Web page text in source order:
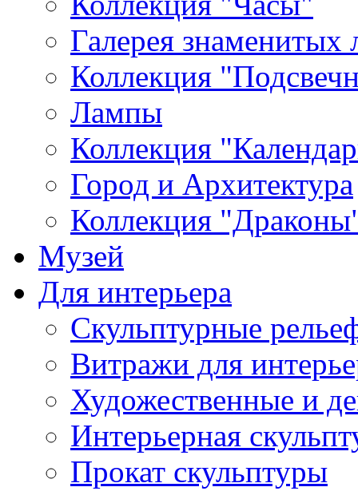
Галерея знаменитых
Коллекция
Лампы
Коллекция
Город и Архитектура
Коллекция
Музей
Для интерьера
Скульптурные
Витражи для
Художественные и
Интерьерная
Прокат скульптуры